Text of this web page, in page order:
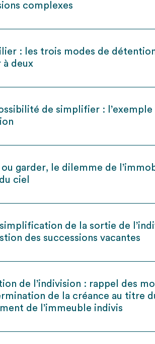
complexes
: les trois modes de
à deux
de simplifier : l’exemple
garder, le dilemme de
ciel
de la sortie de
des successions vacantes
de l’indivision : rappel des
de la créance au titre
de l’immeuble indivis